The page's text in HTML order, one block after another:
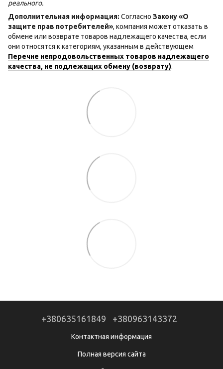
реального.
Дополнительная информация: Согласно Закону «О
защите прав потребителей», компания может отказать в
обмене или возврате товаров надлежащего качества, если
они относятся к категориям, указанным в действующем
Перечне непродовольственных товаров надлежащего
качества, не подлежащих обмену (возврату).
+380635161849 +380963143372
Контактная информация
Полная версия сайта